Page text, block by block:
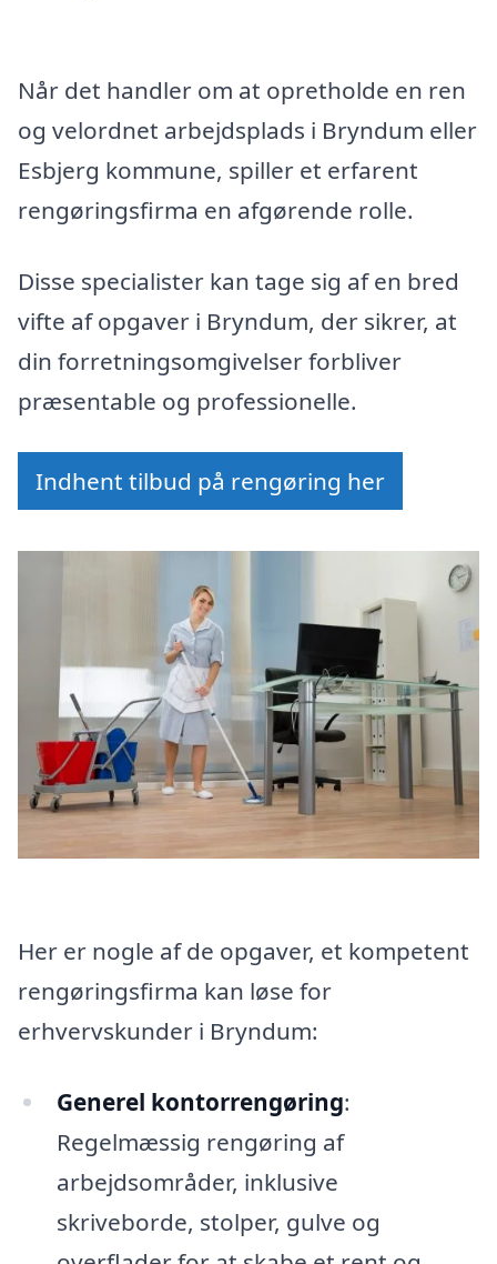
Når det handler om at opretholde en ren
og velordnet arbejdsplads i Bryndum eller
Esbjerg kommune, spiller et erfarent
rengøringsfirma en afgørende rolle.
Disse specialister kan tage sig af en bred
vifte af opgaver i Bryndum, der sikrer, at
din forretningsomgivelser forbliver
præsentable og professionelle.
Indhent tilbud på rengøring her
Her er nogle af de opgaver, et kompetent
rengøringsfirma kan løse for
erhvervskunder i Bryndum:
Generel kontorrengøring:
Regelmæssig rengøring af
arbejdsområder, inklusive
skriveborde, stolper, gulve og